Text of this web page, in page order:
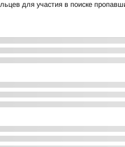
для участия в поиске